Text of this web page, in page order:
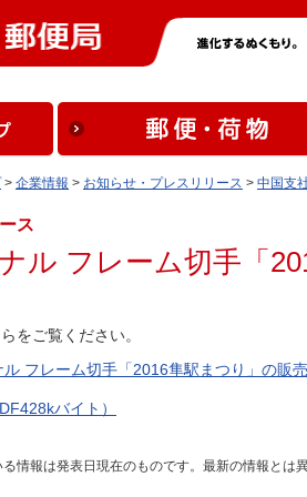
> 企業情報 > お知らせ・プレスリリース > 中国支
ス
ル フレーム切手「
をご覧ください。
ル フレーム切手「2016隼駅まつり」の販
バイト）
情報は発表日現在のものです。最新の情報とは